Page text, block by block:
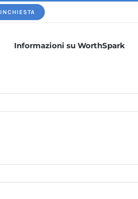
INCHIESTA
Informazioni su WorthSpark